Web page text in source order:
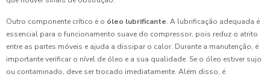
Outro componente crítico é o óleo lubrificante. A lubrificação adequada é
essencial para o funcionamento suave do compressor, pois reduz o atrito
entre as partes móveis e ajuda a dissipar o calor. Durante a manutenção, é
importante verificar o nível de óleo e a sua qualidade. Se o óleo estiver sujo
ou contaminado, deve ser trocado imediatamente. Além disso, é